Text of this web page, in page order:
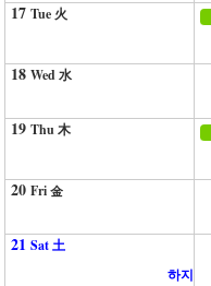
17 Tue 火
18 Wed 水
19 Thu 木
20 Fri 金
21 Sat 土
하지